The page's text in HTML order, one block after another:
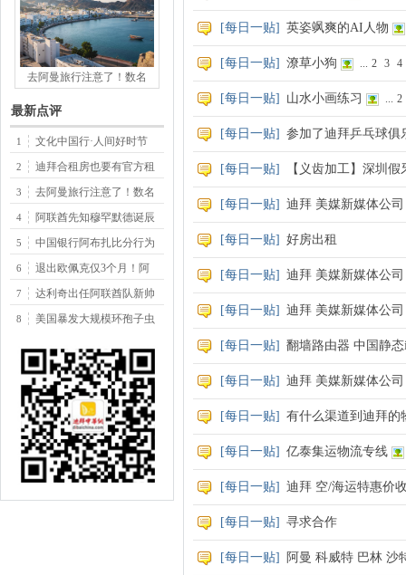
[每日一贴] 英姿飒爽的AI人物
[每日一贴] 潦草小狗 ... 2 3 4
[每日一贴] 山水小画练习 ... 2
[每日一贴] 参加了迪拜乒乓球俱
[每日一贴] 【义齿加工】深圳
[每日一贴] 迪拜 美媒新媒体公
[每日一贴] 好房出租
[每日一贴] 迪拜 美媒新媒体公
[每日一贴] 迪拜 美媒新媒体公
[每日一贴] 翻墙路由器 中国静
[每日一贴] 迪拜 美媒新媒体公
[每日一贴] 有什么渠道到迪拜的
[每日一贴] 亿泰集运物流专线
[每日一贴] 迪拜 空/海运特惠价
[每日一贴] 寻求合作
[每日一贴] 阿曼 科威特 巴林 沙
去阿曼旅行注意了！数名
最新点评
1 文化中国行·人间好时节
2 迪拜合租房也要有官方租
3 去阿曼旅行注意了！数名
4 阿联酋先知穆罕默德诞辰
5 中国银行阿布扎比分行为
6 退出欧佩克仅3个月！阿
7 达利奇出任阿联酋队新帅
8 美国暴发大规模环孢子虫